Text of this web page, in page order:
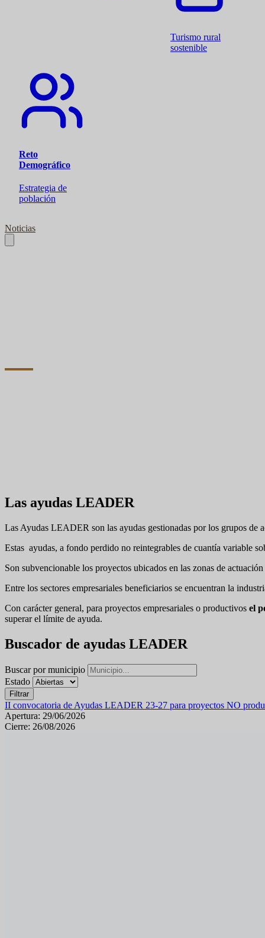
Turismo rural
sostenible
Reto
Demográfico
Estrategia de
población
Noticias
Las ayudas LEADER
Las Ayudas LEADER son las ayudas gestionadas por los grupos de
Estas ayudas, a fondo perdido no reintegrables de cuantía variable
Son subvencionable los proyectos ubicados en las zonas de
Entre los sectores empresariales beneficiarios se encuentran la
Con carácter general, para proyectos empresariales o productivos el
superar el límite de ayuda.
Buscador de ayudas LEADER
Buscar por municipio
Estado
Filtrar
II convocatoria de Ayudas LEADER 23-27 para proyectos NO
Apertura: 29/06/2026
Cierre: 26/08/2026